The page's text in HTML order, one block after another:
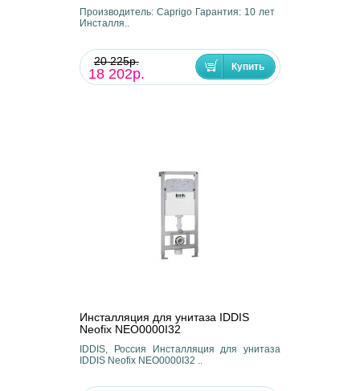
Производитель: Caprigo Гарантия: 10 лет
Инсталля..
20 225р.
18 202р.
Инсталляция для унитаза IDDIS
Neofix NEO0000I32
IDDIS, Россия Инсталляция для унитаза
IDDIS Neofix NEO0000I32 ..